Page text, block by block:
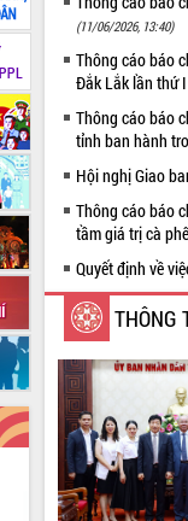
(11/06/2026, 13:40)
Thông cáo báo
Đắk Lắk lần thứ
Thông cáo báo
tỉnh ban hành
Hội nghị Giao
Thông cáo báo
tầm giá trị cà
Quyết định về
THÔNG